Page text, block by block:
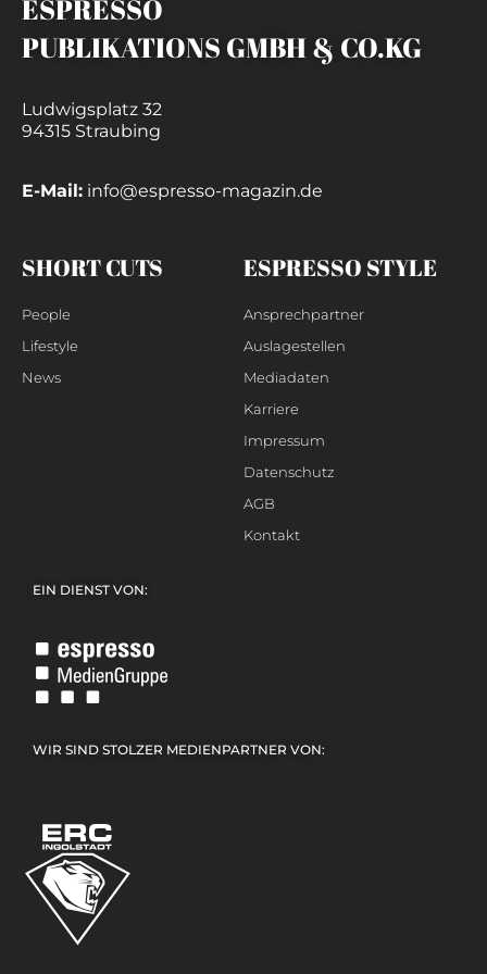
ESPRESSO
PUBLIKATIONS GMBH & CO.KG
Ludwigsplatz 32
94315 Straubing
E-Mail: info@espresso-magazin.de
SHORT CUTS
People
Lifestyle
News
ESPRESSO STYLE
Ansprechpartner
Auslagestellen
Mediadaten
Karriere
Impressum
Datenschutz
AGB
Kontakt
EIN DIENST VON:
WIR SIND STOLZER MEDIENPARTNER VON: